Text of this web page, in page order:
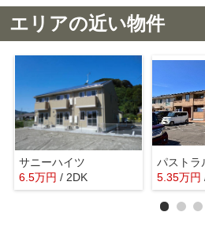
エリアの近い物件
サニーハイツ
6.5万円 / 2DK
パストラ
5.35万円